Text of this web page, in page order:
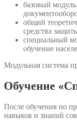
базовый
общий
средства
специальный
обучение
Модульная система
Обучение
После обучения по
навыков и знаний